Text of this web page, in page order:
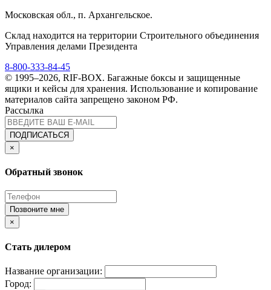
Московская обл., п. Архангельское.
Склад находится на территории Строительного объединения
Управления делами Президента
8-800-333-84-45
© 1995–2026, RIF-BOX. Багажные боксы и защищенные
ящики и кейсы для хранения. Использование и копирование
материалов сайта запрещено законом РФ.
Рассылка
ПОДПИСАТЬСЯ
×
Обратный звонок
Позвоните мне
×
Стать дилером
Название организации:
Город: